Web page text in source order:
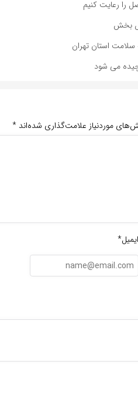
را رعایت کنیم
بخش
سلامت استان تهران
می شود
موردنیاز علامت‌گذاری شده‌اند *
ایمیل*